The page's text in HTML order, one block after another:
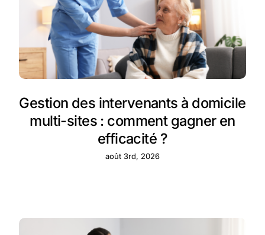
Gestion des intervenants à domicile
multi-sites : comment gagner en
efficacité ?
août 3rd, 2026